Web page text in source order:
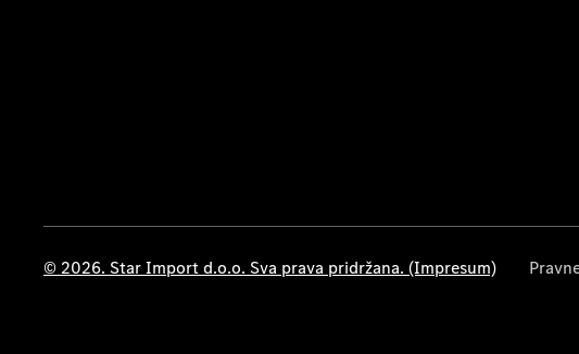
© 2026. Star Import d.o.o. Sva prava pridržana. (Impresum)